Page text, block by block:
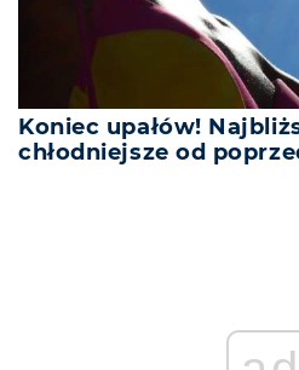
Koniec upałów!
chłodniejsze od